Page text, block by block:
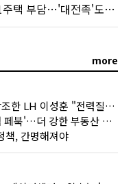
부담…'대전족'도 불똥
more
주택공급 '속도' 강조한 LH 이성훈 "전력질주해야"
한 발 빠른 '김용범 페북'…더 강한 부동산 규제 나오나
책, 간명해져야